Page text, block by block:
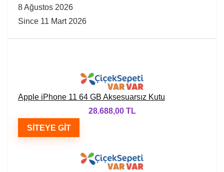
8 Ağustos 2026
Since 11 Mart 2026
Apple iPhone 11 64 GB Aksesuarsız Kutu
28.688,00 TL
SITEYE GIT